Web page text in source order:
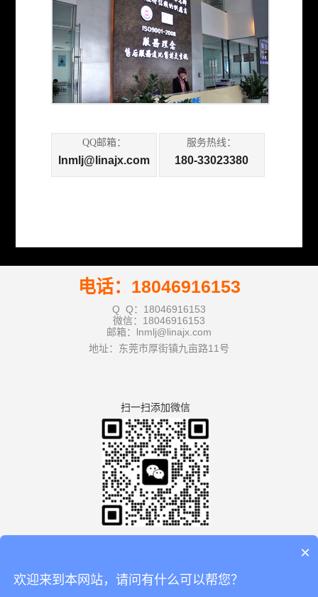
QQ邮箱：
lnmlj@linajx.com
服务热线：
180-33023380
电话：18046916153
Q Q：18046916153
微信：18046916153
邮箱：lnmlj@linajx.com
地址：东莞市厚街镇九亩路11号
扫一扫添加微信
×
欢迎来到本网站，请问有什么可以帮您？